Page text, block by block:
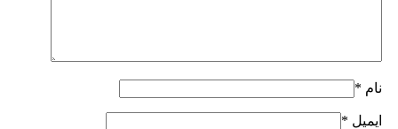
نام *
ایمیل *